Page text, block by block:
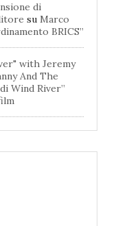
di
su Marco
BRICS”
with Jeremy
And The
Wind River”